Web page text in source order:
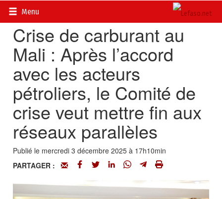
Menu
Accueil>
Crise de carburant au
Mali : Après l’accord
avec les acteurs
pétroliers, le Comité de
crise veut mettre fin aux
réseaux parallèles
Publié le mercredi 3 décembre 2025 à 17h10min
PARTAGER :